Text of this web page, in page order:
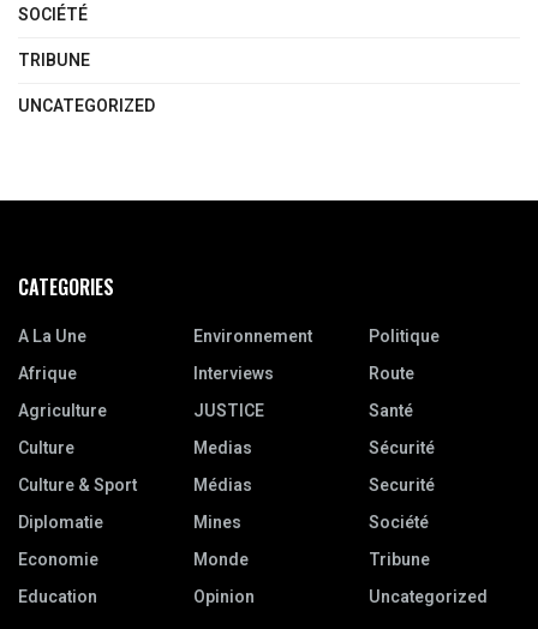
SOCIÉTÉ
TRIBUNE
UNCATEGORIZED
CATEGORIES
A La Une
Afrique
Agriculture
Culture
Culture & Sport
Diplomatie
Economie
Education
Environnement
Interviews
JUSTICE
Medias
Médias
Mines
Monde
Opinion
Politique
Route
Santé
Sécurité
Securité
Société
Tribune
Uncategorized